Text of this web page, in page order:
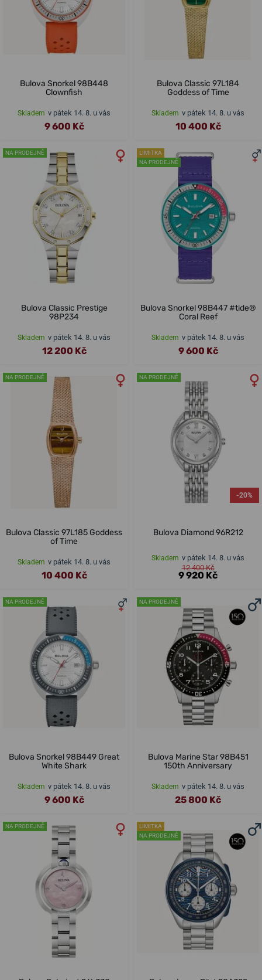
Bulova Snorkel 98B448
Clownfish
Skladem v pátek 14. 8. u vás
9 600 Kč
Bulova Classic 97L184
Goddess of Time
Skladem v pátek 14. 8. u vás
10 400 Kč
NA PRODEJNĚ
Bulova Classic Prestige
98P234
Skladem v pátek 14. 8. u vás
12 200 Kč
LIMITKA
NA PRODEJNĚ
Bulova Snorkel 98B447 #tide®
Coral Reef
Skladem v pátek 14. 8. u vás
9 600 Kč
NA PRODEJNĚ
Bulova Classic 97L185 Goddess
of Time
Skladem v pátek 14. 8. u vás
10 400 Kč
NA PRODEJNĚ
-20%
Bulova Diamond 96R212
Skladem v pátek 14. 8. u vás
12 400 Kč
9 920 Kč
NA PRODEJNĚ
Bulova Snorkel 98B449 Great
White Shark
Skladem v pátek 14. 8. u vás
9 600 Kč
NA PRODEJNĚ
Bulova Marine Star 98B451
150th Anniversary
Skladem v pátek 14. 8. u vás
25 800 Kč
NA PRODEJNĚ
LIMITKA
NA PRODEJNĚ